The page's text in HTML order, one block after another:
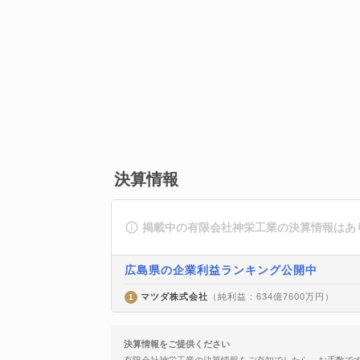
決算情報
掲載中の有限会社神栄工業の決算情報はあ
広島県の企業利益ランキング公開中
1 マツダ株式会社 （純利益 : 634億7600万円）
決算情報をご提供ください